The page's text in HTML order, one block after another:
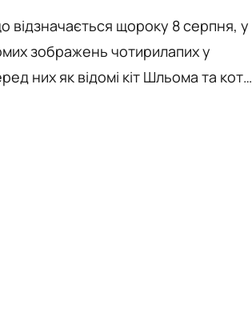
щороку 8 серпня, у
зображень чотирилапих у
них як відомі кіт Шльома та коти
Леонтовича. Так, за однією з
кота з вигнутою спиною, а